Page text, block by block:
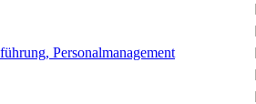
Personalmanagement